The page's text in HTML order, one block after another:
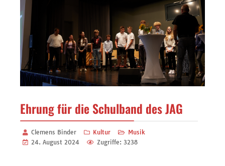
Ehrung für die Schulband des JAG
Clemens Binder Kultur
Musik
24. August 2024
Zugriffe: 3238